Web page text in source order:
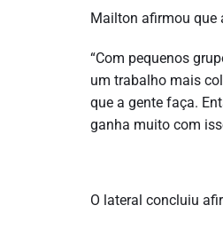
Mailton afirmou que
“Com pequenos
um trabalho mais
que a gente faça.
ganha muito com
O lateral concluiu